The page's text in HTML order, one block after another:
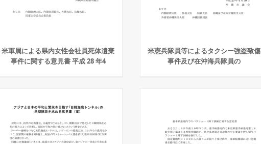
米軍属による県内女性会社員死体遺棄
事件に関する意見書 平成 28 年4
米憲兵隊員等によるタクシー強盗致傷
事件及び在沖海兵隊員の